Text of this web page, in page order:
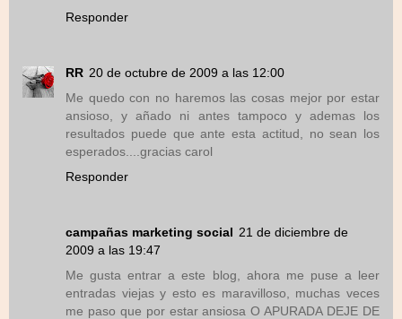
Responder
RR 20 de octubre de 2009 a las 12:00
Me quedo con no haremos las cosas mejor por estar
ansioso, y añado ni antes tampoco y ademas los
resultados puede que ante esta actitud, no sean los
esperados....gracias carol
Responder
campañas marketing social 21 de diciembre de
2009 a las 19:47
Me gusta entrar a este blog, ahora me puse a leer
entradas viejas y esto es maravilloso, muchas veces
me paso que por estar ansiosa O APURADA DEJE DE